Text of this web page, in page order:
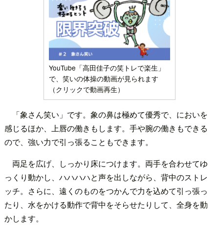
YouTube「高田佳子の笑トレで楽生」
で、笑いの体操の動画が見られます
（クリックで動画再生）
「象さん笑い」です。象の鼻は極めて優秀で、においを
感じるほか、上唇の働きもします。手や腕の働きもできる
ので、強い力で引っ張ることもできます。
両足を広げ、しっかり床につけます。両手を合わせてゆ
っくり動かし、ハハハハと声を出しながら、背中のストレ
ッチ。さらに、遠くのものをつかんで力を込めて引っ張っ
たり、水をかける動作で背中をそらせたりして、全身を動
かします。